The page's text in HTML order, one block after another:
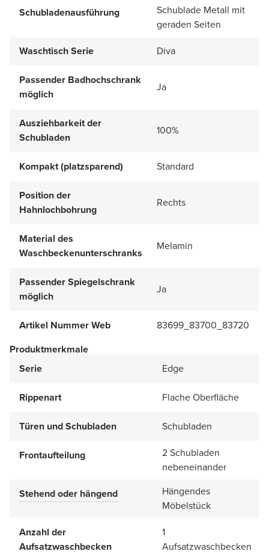
Schubladenausführung
Schublade Metall mit
geraden Seiten
Waschtisch Serie
Diva
Passender Badhochschrank
möglich
Ja
Ausziehbarkeit der
Schubladen
100%
Kompakt (platzsparend) Standard
Position der
Hahnlochbohrung
Rechts
Material des
Waschbeckenunterschranks
Melamin
Passender Spiegelschrank
möglich
Ja
Artikel Nummer Web
83699_83700_83720
Produktmerkmale
Serie
Edge
Rippenart Flache Oberfläche
Türen und Schubladen Schubladen
Frontaufteilung
2 Schubladen
nebeneinander
Stehend oder hängend
Hängendes
Möbelstück
Anzahl der
Aufsatzwaschbecken
1
Aufsatzwaschbecken